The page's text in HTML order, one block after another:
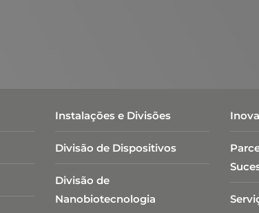
Instalações e Divisões
Divisão de Dispositivos
Divisão de
Nanobiotecnologia​